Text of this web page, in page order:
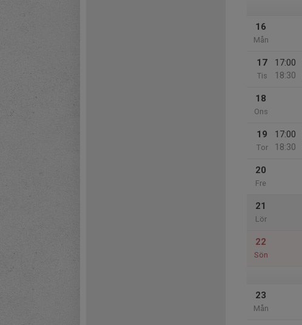
16
Mån
17
Tis
17:00
18:30
18
Ons
19
Tor
17:00
18:30
20
Fre
21
Lör
22
Sön
23
Mån